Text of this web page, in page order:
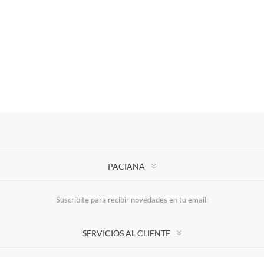
PACIANA
Suscríbite para recibir novedades en tu email:
SERVICIOS AL CLIENTE